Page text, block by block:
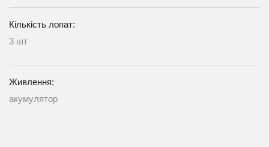
Кількість лопат:
3 шт
Живлення:
акумулятор